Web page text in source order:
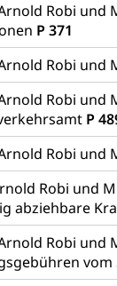
Robi und
P 371
Robi und
Robi und
P
Robi und
Robi und
abziehbare
Robi und
Frau und
aller
Aufgaben
Konkurs
Stimm- und